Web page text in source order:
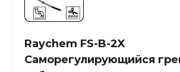
Raychem FS-B-2X
Саморегулирующийся